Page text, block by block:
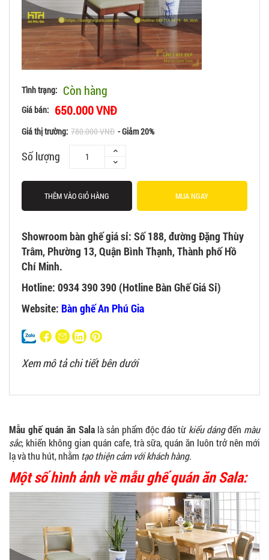
Tình trạng: Còn hàng
Giá bán: 650.000 VNĐ
Giá thị trường: 780.000 VNĐ - Giảm 20%
Số lượng
THÊM VÀO GIỎ HÀNG MUA NGAY
Showroom bàn ghế giá sỉ: Số 188, đường Đặng Thùy
Trâm, Phường 13, Quận Bình Thạnh, Thành phố Hồ
Chí Minh.
Hotline: 0934 390 390 (Hotline Bàn Ghế Giá Sỉ)
Website: Bàn ghế An Phú Gia
Xem mô tả chi tiết bên dưới
Mẫu ghế quán ăn Sala là sản phẩm độc đáo từ kiểu dángđến màu
sắc, khiến không gian quán cafe, trà sữa, quán ăn luôn trở nên mới
lạ và thu hút, nhằm tạo thiện cảm với khách hàng.
Một số hình ảnh về mẫu ghế quán ăn Sala: